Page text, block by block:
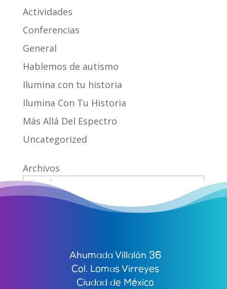
Actividades
Conferencias
General
Hablemos de autismo
Ilumina con tu historia
Ilumina Con Tu Historia
Más Allá Del Espectro
Uncategorized
Archivos
Ahumada Villalón 36
Col. Lomas Virreyes
Ciudad de México